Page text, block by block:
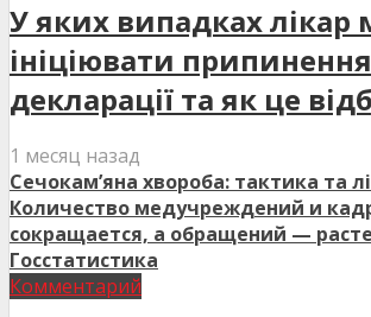
У яких випадках лікар
ініціювати припинення
декларації та як це
1 месяц назад
Сечокам’яна хвороба: тактика та
Количество медучреждений и
сокращается, а обращений —
Госстатистика
Комментарий